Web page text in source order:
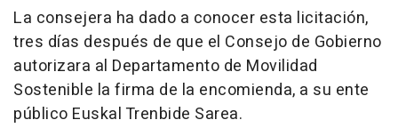
La consejera ha dado a conocer esta licitación,
tres días después de que el Consejo de Gobierno
autorizara al Departamento de Movilidad
Sostenible la firma de la encomienda, a su ente
público Euskal Trenbide Sarea.